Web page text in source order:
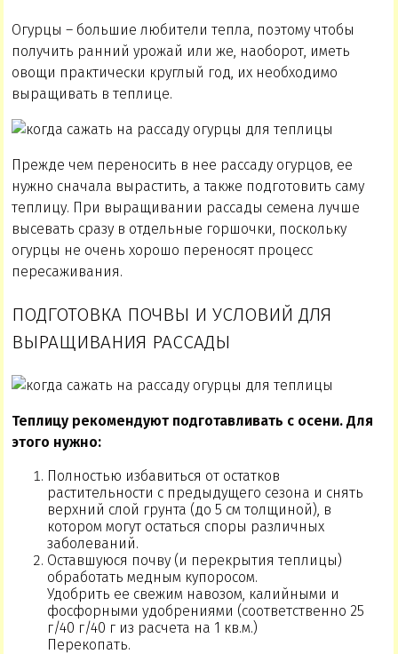
Огурцы – большие любители тепла, поэтому чтобы
получить ранний урожай или же, наоборот, иметь
овощи практически круглый год, их необходимо
выращивать в теплице.
Прежде чем переносить в нее рассаду огурцов, ее
нужно сначала вырастить, а также подготовить саму
теплицу. При выращивании рассады семена лучше
высевать сразу в отдельные горшочки, поскольку
огурцы не очень хорошо переносят процесс
пересаживания.
ПОДГОТОВКА ПОЧВЫ И УСЛОВИЙ ДЛЯ
ВЫРАЩИВАНИЯ РАССАДЫ
Теплицу рекомендуют подготавливать с осени. Для
этого нужно:
Полностью избавиться от остатков
растительности с предыдущего сезона и снять
верхний слой грунта (до 5 см толщиной), в
котором могут остаться споры различных
заболеваний.
Оставшуюся почву (и перекрытия теплицы)
обработать медным купоросом.
Удобрить ее свежим навозом, калийными и
фосфорными удобрениями (соответственно 25
г/40 г/40 г из расчета на 1 кв.м.)
Перекопать.